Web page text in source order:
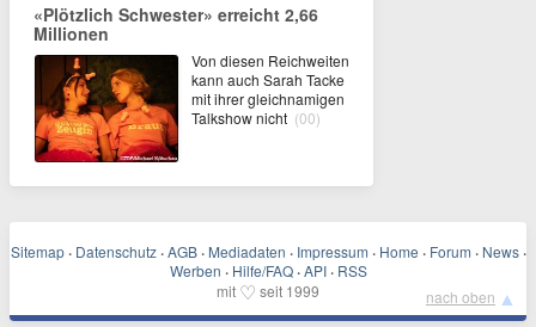
«Plötzlich Schwester» erreicht 2,66
Millionen
Von diesen Reichweiten
kann auch Sarah Tacke
mit ihrer gleichnamigen
Talkshow nicht (00)
Sitemap · Datenschutz · AGB · Mediadaten · Impressum · Home · Forum · News ·
Werben · Hilfe/FAQ · API · RSS
mit ♡ seit 1999 nach oben ▲